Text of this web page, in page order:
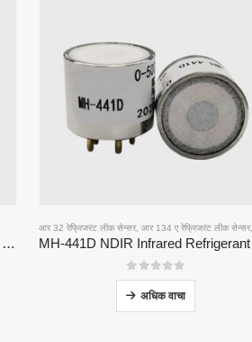
झेडआरटी 510 रेफ्रिजरंट आर 454 बी सेन्सर मॉड्यूल-उच्च-कार्यक्षमता एनडीआयआर रेफ्रिजरंट सेन्सर
आर 32 रेफ्रिजरंट लीक सेन्सर, आर 134 ए रेफ्रिजरंट लीक सेन्सर,
05 पैकी
अधिक वाचा